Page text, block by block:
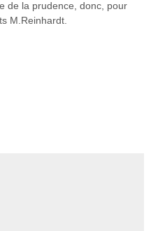
de la prudence, donc, pour
M.Reinhardt.